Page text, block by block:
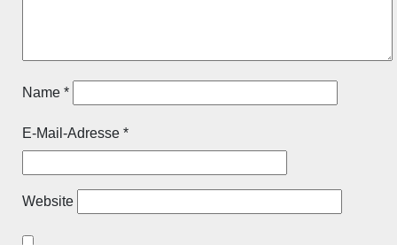
Name *
E-Mail-Adresse *
Website